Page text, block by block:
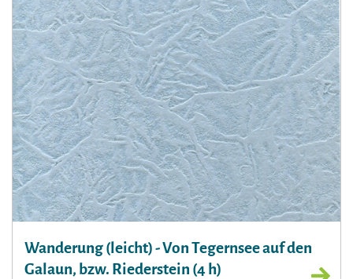
Wanderung (leicht) - Von Tegernsee auf den
Galaun, bzw. Riederstein (4 h)